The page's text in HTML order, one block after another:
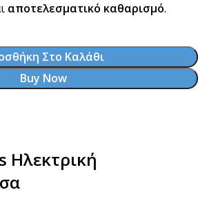
αποτελεσματικό καθαρισμό.
Στο Καλάθι
Buy Now
Ηλεκτρική